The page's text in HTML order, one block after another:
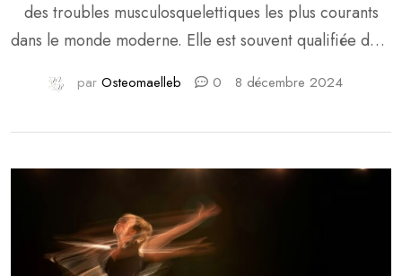
des troubles musculosquelettiques les plus courants
dans le monde moderne. Elle est souvent qualifiée de «
caractère de plus en plus fréquent. Au-delà des
que nos modes de vie ont évolué au fil des décennies.
par Osteomaelleb 0 8 décembre 2024